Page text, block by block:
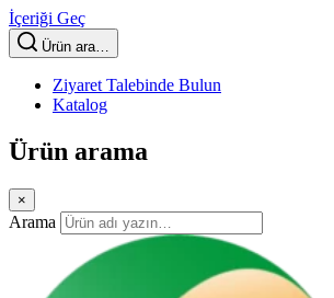
İçeriği Geç
Ürün ara…
Ziyaret Talebinde Bulun
Katalog
Ürün arama
×
Arama